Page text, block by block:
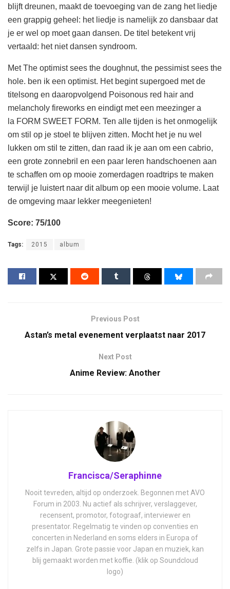
blijft dreunen, maakt de toevoeging van de zang het liedje
een grappig geheel: het liedje is namelijk zo dansbaar dat
je er wel op moet gaan dansen. De titel betekent vrij
vertaald: het niet dansen syndroom.
Met The optimist sees the doughnut, the pessimist sees the
hole. ben ik een optimist. Het begint supergoed met de
titelsong en daaropvolgend Poisonous red hair and
melancholy fireworks en eindigt met een meezinger a
la FORM SWEET FORM. Ten alle tijden is het onmogelijk
om stil op je stoel te blijven zitten. Mocht het je nu wel
lukken om stil te zitten, dan raad ik je aan om een cabrio,
een grote zonnebril en een paar leren handschoenen aan
te schaffen om op mooie zomerdagen roadtrips te maken
terwijl je luistert naar dit album op een mooie volume. Laat
de omgeving maar lekker meegenieten!
Score: 75/100
Tags: 2015 album
Previous Post
Astan’s metal evenement verplaatst naar 2017
Next Post
Anime Review: Another
Francisca/Seraphinne
Nooit tevreden, altijd op onderzoek. Begonnen met AVO
Forum in 2003. Nu actief als schrijver, verslaggever,
recensent, promotor, fotograaf, interviewer en
presentator. Regelmatig te vinden op conventies en
concerten in Nederland en soms elders in Europa of
zelfs in Japan. Grote passie voor Japan en muziek, kan
blij gemaakt worden met koffie. (klik op Soundcloud
logo)